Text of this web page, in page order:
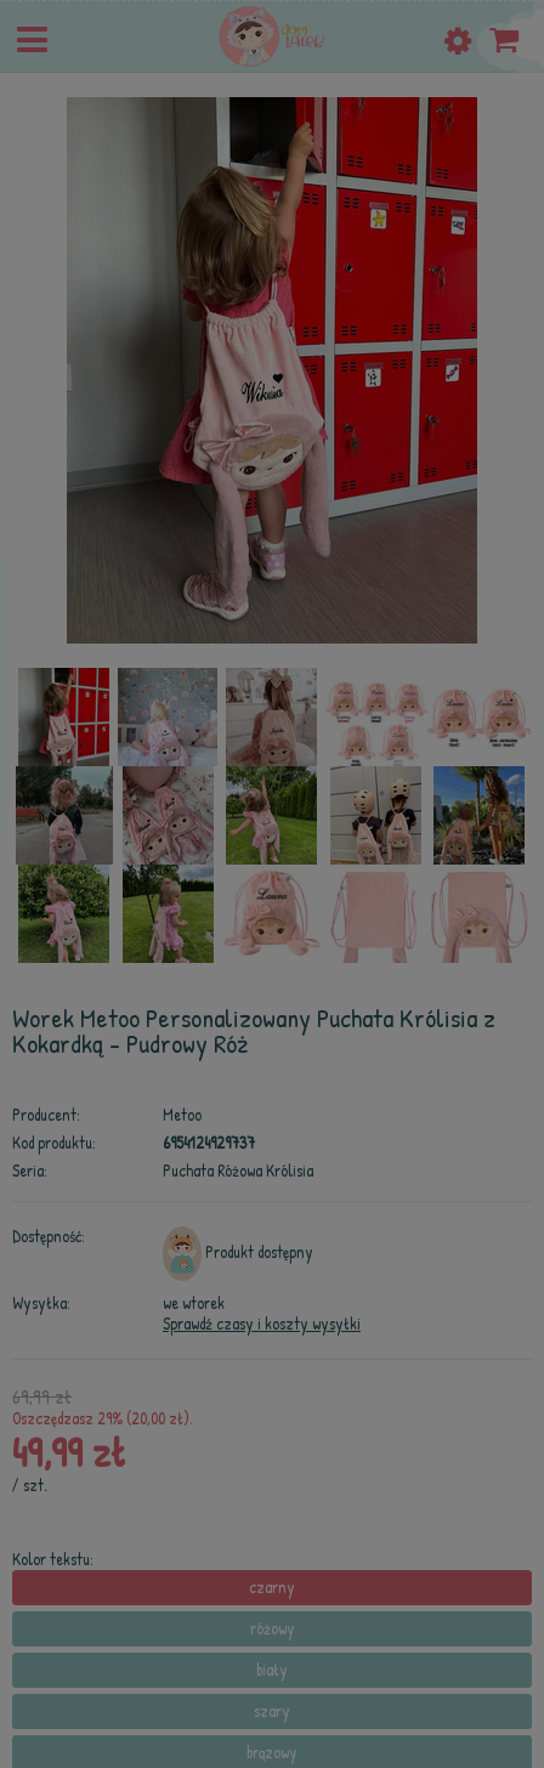
Worek Metoo Personalizowany Puchata Królisia z
Kokardką - Pudrowy Róż
Producent:
Metoo
Kod produktu:
6954124929737
Seria:
Puchata Różowa Królisia
Dostępność:
Produkt dostępny
Wysyłka:
we wtorek
Sprawdź czasy i koszty wysyłki
69,99 zł
Oszczędzasz 29% (20,00 zł).
49,99 zł
/ szt.
Kolor tekstu:
czarny
różowy
biały
szary
brązowy